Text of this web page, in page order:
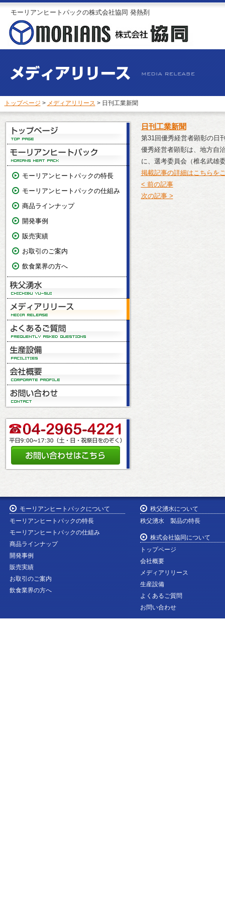
モーリアンヒートパックの株式会社協同 発熱剤
トップページ > メディアリリース > 日刊工業新聞
モーリアンヒートパックの特長
モーリアンヒートパックの仕組み
商品ラインナップ
開発事例
販売実績
お取引のご案内
飲食業界の方へ
日刊工業新聞
第31回優秀経営者顕彰の日
優秀経営者顕彰は、地方自
に、選考委員会（椎名武雄
掲載記事の詳細はこちらを
< 前の記事
次の記事 >
モーリアンヒートパックについて
モーリアンヒートパックの特長
モーリアンヒートパックの仕組み
商品ラインナップ
開発事例
販売実績
お取引のご案内
飲食業界の方へ
秩父湧水について
秩父湧水 製品の特長
株式会社協同について
トップページ
会社概要
メディアリリース
生産設備
よくあるご質問
お問い合わせ